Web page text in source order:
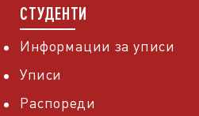
СТУДЕНТИ
Информации за уписи
Уписи
Распореди